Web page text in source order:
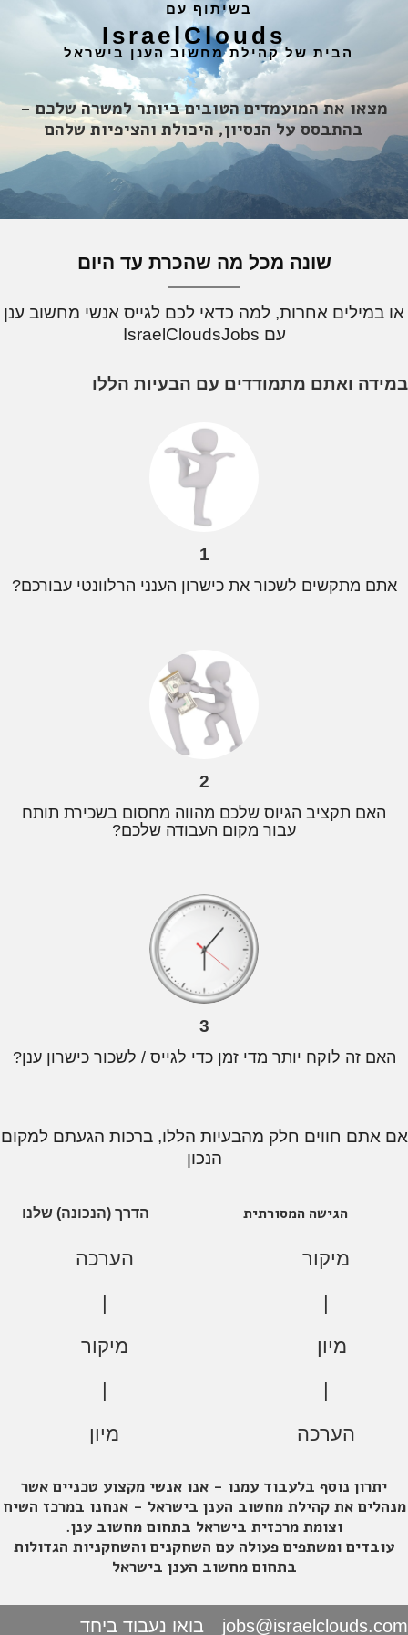
בשיתוף עם
IsraelClouds
הבית של קהילת מחשוב הענן בישראל
מצאו את המועמדים הטובים ביותר למשרה שלכם -
בהתבסס על הנסיון, היכולת והציפיות שלהם
שונה מכל מה שהכרת עד היום
או במילים אחרות, למה כדאי לכם לגייס אנשי מחשוב ענן
עם IsraelCloudsJobs
במידה ואתם מתמודדים עם הבעיות הללו
1
אתם מתקשים לשכור את כישרון הענני הרלוונטי עבורכם?
2
האם תקציב הגיוס שלכם מהווה מחסום בשכירת תותח
עבור מקום העבודה שלכם?
3
האם זה לוקח יותר מדי זמן כדי לגייס / לשכור כישרון ענן?
אם אתם חווים חלק מהבעיות הללו, ברכות הגעתם למקום
הנכון
הגישה המסורתית הדרך (הנכונה) שלנו
מיקור
|
מיון
|
הערכה
הערכה
|
מיקור
|
מיון
יתרון נוסף בלעבוד עמנו - אנו אנשי מקצוע טכניים אשר
מנהלים את קהילת מחשוב הענן בישראל - אנחנו במרכז השיח
וצומת מרכזית בישראל בתחום מחשוב ענן.
עובדים ומשתפים פעולה עם השחקנים והשחקניות הגדולות
בתחום מחשוב הענן בישראל
jobs@israelclouds.com בואו נעבוד ביחד